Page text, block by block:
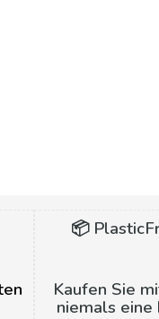
📦
Kaufen Sie
niemals